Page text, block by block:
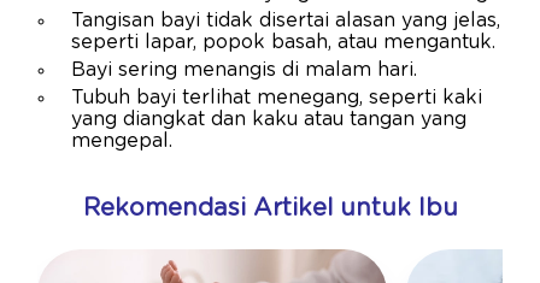
Tangisan bayi tidak disertai alasan yang jelas,
seperti lapar, popok basah, atau mengantuk.
Bayi sering menangis di malam hari.
Tubuh bayi terlihat menegang, seperti kaki
yang diangkat dan kaku atau tangan yang
mengepal.
Rekomendasi Artikel untuk Ibu